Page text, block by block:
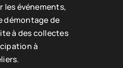
les événements,
démontage de
à des collectes
à